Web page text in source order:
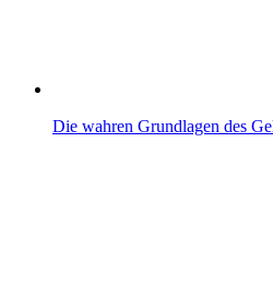
Die wahren Grundlagen des